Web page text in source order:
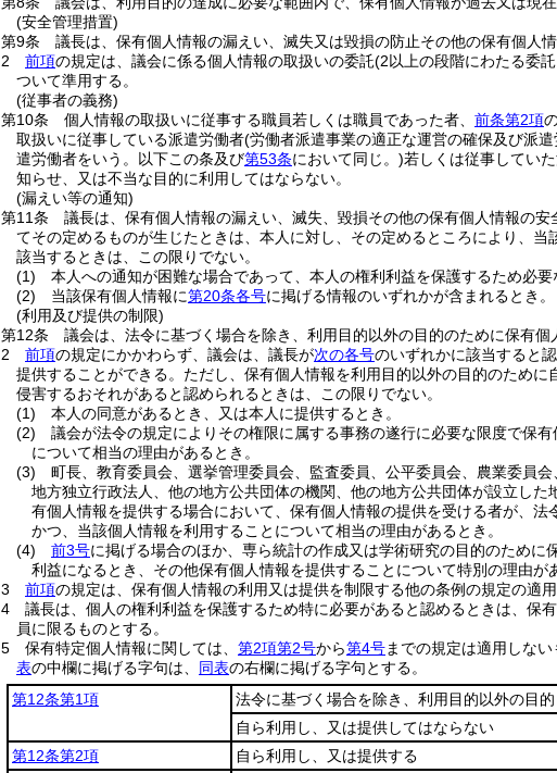
(安全管理措置)
第9条
議長は、保有個人情報の漏えい、滅失又は毀損の防止その他の保有個人
2
前項の規定は、議会に係る個人情報の取扱いの委託(2以上の段階にわたる委
ついて準用する。
(従事者の義務)
第10条
個人情報の取扱いに従事する職員若しくは職員であった者、 前条第2項
取扱いに従事している派遣労働者(労働者派遣事業の適正な運営の確保及び派
遣労働者をいう。以下この条及び第53条において同じ。)若しくは従事してい
知らせ、又は不当な目的に利用してはならない。
(漏えい等の通知)
第11条
議長は、保有個人情報の漏えい、滅失、毀損その他の保有個人情報の
てその定めるものが生じたときは、本人に対し、その定めるところにより、当
該当するときは、この限りでない。
(1)
本人への通知が困難な場合であって、本人の権利利益を保護するため必要
(2)
当該保有個人情報に第20条各号に掲げる情報のいずれかが含まれるとき。
(利用及び提供の制限)
第12条
議会は、法令に基づく場合を除き、利用目的以外の目的のために保有個
2
前項の規定にかかわらず、議会は、議長が次の各号のいずれかに該当すると
提供することができる。 ただし、保有個人情報を利用目的以外の目的のため
侵害するおそれがあると認められるときは、この限りでない。
(1)
本人の同意があるとき、又は本人に提供するとき。
(2)
議会が法令の規定によりその権限に属する事務の遂行に必要な限度で保
について相当の理由があるとき。
(3)
町長、教育委員会、選挙管理委員会、監査委員、公平委員会、農業委員
地方独立行政法人、他の地方公共団体の機関、他の地方公共団体が設立し
有個人情報を提供する場合において、保有個人情報の提供を受ける者が、
かつ、当該個人情報を利用することについて相当の理由があるとき。
(4)
前3号に掲げる場合のほか、専ら統計の作成又は学術研究の目的のため
利益になるとき、その他保有個人情報を提供することについて特別の理由が
3
前項の規定は、保有個人情報の利用又は提供を制限する他の条例の規定の適用
4
議長は、個人の権利利益を保護するため特に必要があると認めるときは、
員に限るものとする。
5
保有特定個人情報に関しては、 第2項第2号から第4号までの規定は適用しない
表の中欄に掲げる字句は、 同表の右欄に掲げる字句とする。
第12条第1項
法令に基づく場合を除き、利用目的以外の目的
自ら利用し、又は提供してはならない
第12条第2項
自ら利用し、又は提供する